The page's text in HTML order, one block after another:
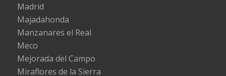
Madrid
Majadahonda
Manzanares el Real
Meco
Mejorada del Campo
Miraflores de la Sierra